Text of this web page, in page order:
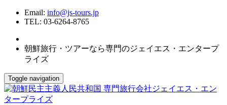
Email: info@js-tours.jp
TEL: 03-6264-8765
朝鮮旅行・ツアーなら専門のジェイエス・エンタープ
ライズ
Toggle navigation